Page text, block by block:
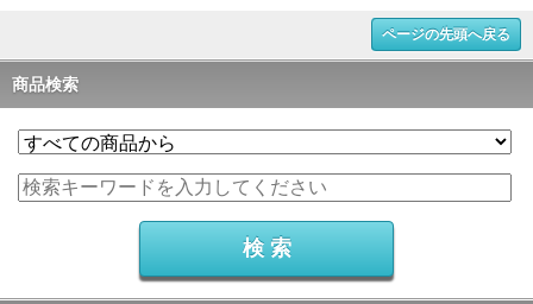
ページの先頭へ戻る
商品検索